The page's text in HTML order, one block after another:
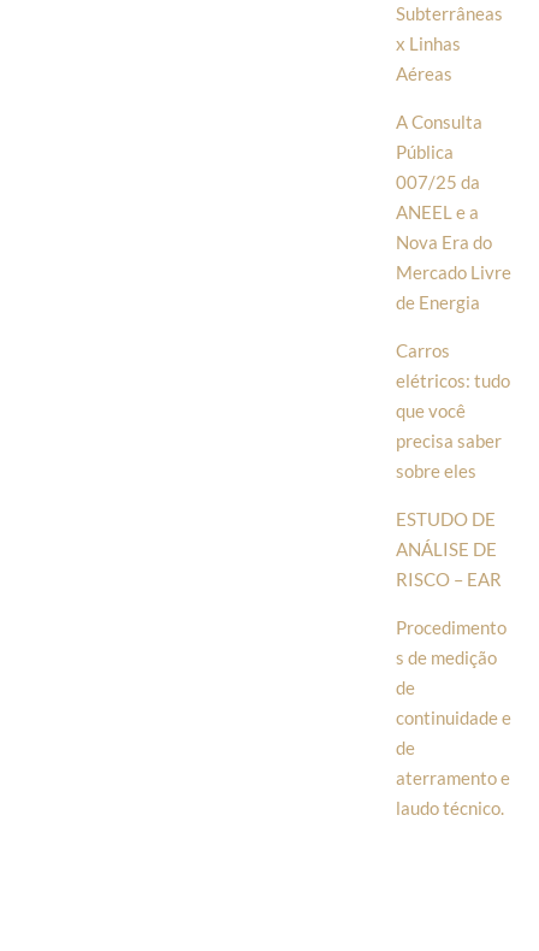
Subterrâneas
x Linhas
Aéreas
A Consulta
Pública
007/25 da
ANEEL e a
Nova Era do
Mercado Livre
de Energia
Carros
elétricos: tudo
que você
precisa saber
sobre eles
ESTUDO DE
ANÁLISE DE
RISCO – EAR
Procedimento
s de medição
de
continuidade e
de
aterramento e
laudo técnico.